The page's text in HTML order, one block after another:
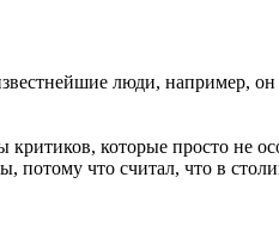
люди, например, он
которые просто не
что считал, что в